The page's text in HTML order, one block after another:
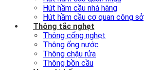
Hút hầm cầu nhà hàng
Hút hầm cầu cơ quan công sở
Thông tắc nghẹt
Thông cống nghẹt
Thông ống nước
Thông chậu rửa
Thông bồn cầu